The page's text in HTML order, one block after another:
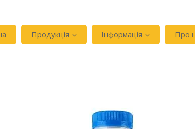
Продукція Інформація Про